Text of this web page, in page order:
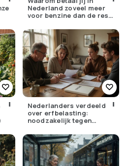
Nederland zoveel meer
voor benzine dan de rest
Nederlanders verdeeld
over erfbelasting:
noodzakelijk tegen